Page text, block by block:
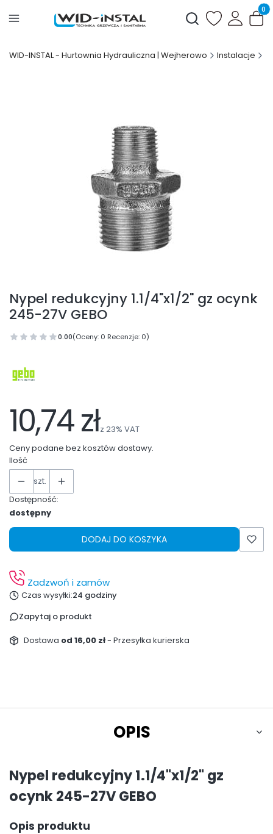
Otwórz
WID-INSTAL - Hurtownia Hydrauliczna | Wejherowo Instalacje
Nypel redukcyjny 1.1/4"x1/2" gz ocynk
245-27V GEBO
0.00(Oceny: 0 Recenzje: 0)
10,74 złz 23% VAT
Ceny podane bez kosztów dostawy.
Ilość
szt.
Dostępność:
dostępny
DODAJ DO KOSZYKA
Zadzwoń i zamów
Czas wysyłki:24 godziny
Zapytaj o produkt
Dostawa od 16,00 zł- Przesyłka kurierska
OPIS
Nypel redukcyjny 1.1/4"x1/2" gz
ocynk 245-27V GEBO
Opis produktu